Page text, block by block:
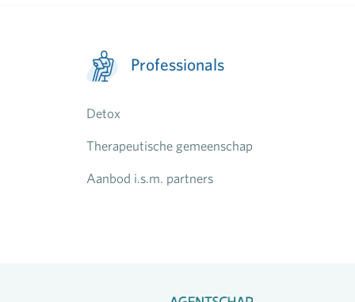
Professionals
Detox
Therapeutische gemeenschap
Aanbod i.s.m. partners